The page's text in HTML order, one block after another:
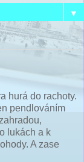
▼
hurá do rachoty.
pendlováním
lukách a k
A zase